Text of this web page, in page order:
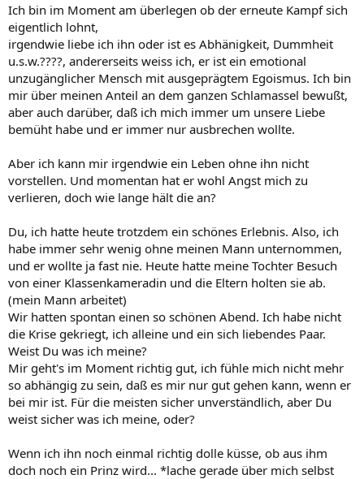
Ich bin im Moment am überlegen ob der erneute Kampf sich
eigentlich lohnt,
irgendwie liebe ich ihn oder ist es Abhänigkeit, Dummheit
u.s.w.????, andererseits weiss ich, er ist ein emotional
unzugänglicher Mensch mit ausgeprägtem Egoismus. Ich bin
mir über meinen Anteil an dem ganzen Schlamassel bewußt,
aber auch darüber, daß ich mich immer um unsere Liebe
bemüht habe und er immer nur ausbrechen wollte.
Aber ich kann mir irgendwie ein Leben ohne ihn nicht
vorstellen. Und momentan hat er wohl Angst mich zu
verlieren, doch wie lange hält die an?
Du, ich hatte heute trotzdem ein schönes Erlebnis. Also, ich
habe immer sehr wenig ohne meinen Mann unternommen,
und er wollte ja fast nie. Heute hatte meine Tochter Besuch
von einer Klassenkameradin und die Eltern holten sie ab.
(mein Mann arbeitet)
Wir hatten spontan einen so schönen Abend. Ich habe nicht
die Krise gekriegt, ich alleine und ein sich liebendes Paar.
Weist Du was ich meine?
Mir geht's im Moment richtig gut, ich fühle mich nicht mehr
so abhängig zu sein, daß es mir nur gut gehen kann, wenn er
bei mir ist. Für die meisten sicher unverständlich, aber Du
weist sicher was ich meine, oder?
Wenn ich ihn noch einmal richtig dolle küsse, ob aus ihm
doch noch ein Prinz wird... *lache gerade über mich selbst